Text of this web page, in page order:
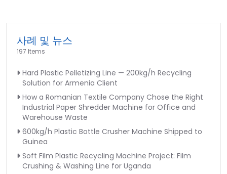
제
거
용
기
계
사례 및 뉴스
197 Items
Hard Plastic Pelletizing Line — 200kg/h Recycling
Solution for Armenia Client
How a Romanian Textile Company Chose the Right
Industrial Paper Shredder Machine for Office and
Warehouse Waste
600kg/h Plastic Bottle Crusher Machine Shipped to
Guinea
Soft Film Plastic Recycling Machine Project: Film
Crushing & Washing Line for Uganda